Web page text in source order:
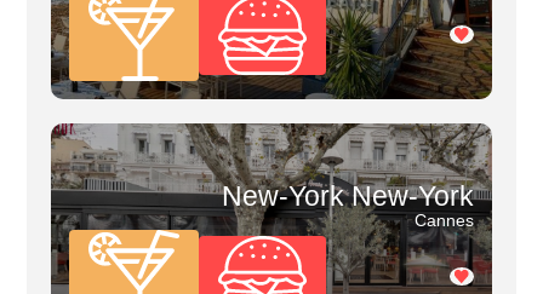
New-York New-York
Cannes